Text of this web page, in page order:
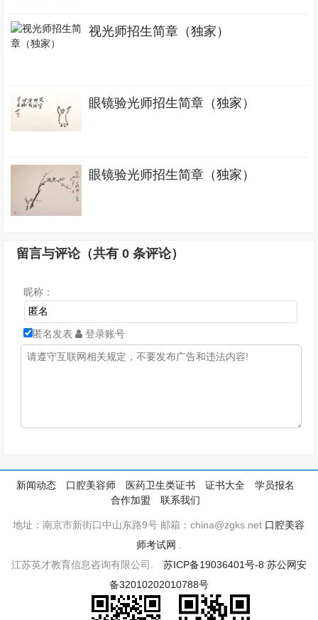
视光师招生简章（独家）
眼镜验光师招生简章（独家）
眼镜验光师招生简章（独家）
留言与评论（共有0 条评论）
昵称：
匿名发表 登录账号
新闻动态 口腔美容师 医药卫生类证书 证书大全
学员报名
合作加盟
联系我们
地址：南京市新街口中山东路9号 邮箱：china@zgks.net 口腔美容
师考试网
江苏英才教育信息咨询有限公司. 苏ICP备19036401号-8 苏公网安
备32010202010788号